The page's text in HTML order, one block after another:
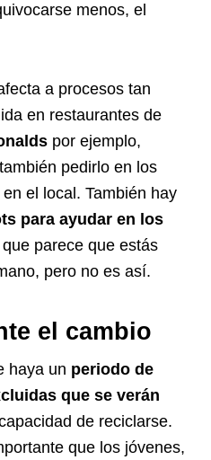
menos, el
a procesos tan
en restaurantes de
por ejemplo,
pedirlo en los
el local. También hay
para ayudar en los
parece que estás
pero no es así.
el cambio
haya un periodo de
que se verán
de reciclarse.
que los jóvenes,